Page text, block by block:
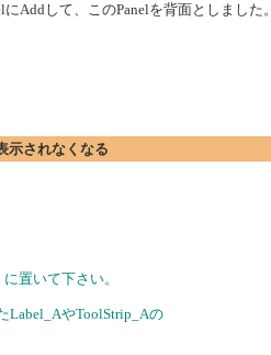
Addして、このPanelを背面としました。
示されなくなる
置いて下さい。
Label_AやToolStrip_Aの